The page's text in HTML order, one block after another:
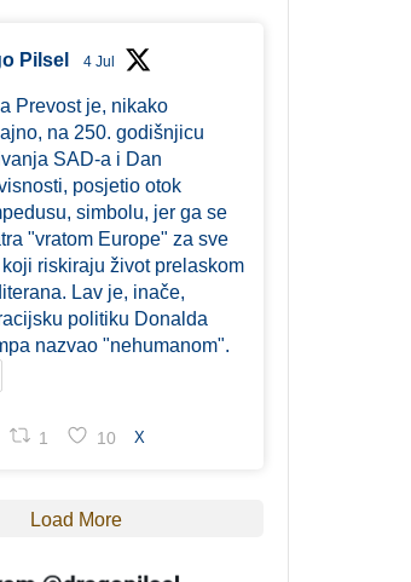
Pilsel 4 Jul
Prevost je, nikako
na 250. godišnjicu
SAD-a i Dan
posjetio otok
simbolu, jer ga se
"vratom Europe" za sve
riskiraju život prelaskom
Lav je, inače,
politiku Donalda
nazvao "nehumanom".
1 10 X
Load More